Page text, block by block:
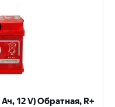
12 V) Обратная, R+